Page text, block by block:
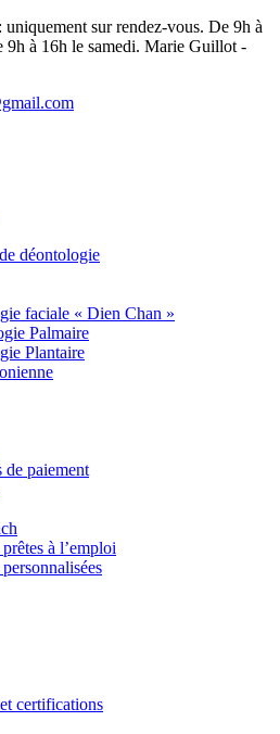
sur rendez-vous. De 9h à
9h à 16h le samedi. Marie Guillot -
déontologie
faciale « Dien Chan »
Palmaire
Plantaire
de paiement
à l’emploi
certifications